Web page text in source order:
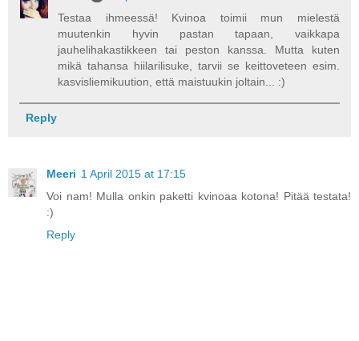
Testaa ihmeessä! Kvinoa toimii mun mielestä
muutenkin hyvin pastan tapaan, vaikkapa
jauhelihakastikkeen tai peston kanssa. Mutta kuten
mikä tahansa hiilarilisuke, tarvii se keittoveteen esim.
kasvisliemikuution, että maistuukin joltain... :)
Reply
Meeri 1 April 2015 at 17:15
Voi nam! Mulla onkin paketti kvinoaa kotona! Pitää testata!
:)
Reply